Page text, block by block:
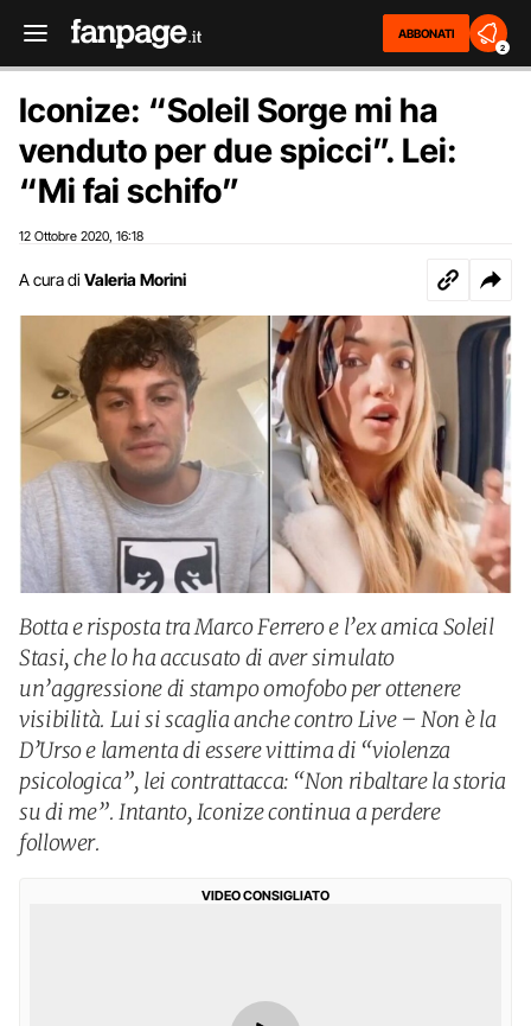
ABBONATI
2
Iconize: “Soleil Sorge mi ha
venduto per due spicci”. Lei:
“Mi fai schifo”
12 Ottobre 2020 16:18
A cura di Valeria Morini
Botta e risposta tra Marco Ferrero e l’ex amica Soleil
Stasi, che lo ha accusato di aver simulato
un’aggressione di stampo omofobo per ottenere
visibilità. Lui si scaglia anche contro Live – Non è la
D’Urso e lamenta di essere vittima di “violenza
psicologica”, lei contrattacca: “Non ribaltare la storia
su di me”. Intanto, Iconize continua a perdere
follower.
VIDEO CONSIGLIATO